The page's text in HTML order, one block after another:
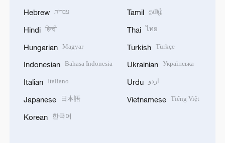
Hebrew עברית
Hindi हिन्दी
Hungarian Magyar
Indonesian Bahasa Indonesia
Italian Italiano
Japanese 日本語
Korean 한국어
Tamil தமிழ்
Thai ไทย
Turkish Türkçe
Ukrainian Українська
Urdu اردو
Vietnamese Tiếng Việt